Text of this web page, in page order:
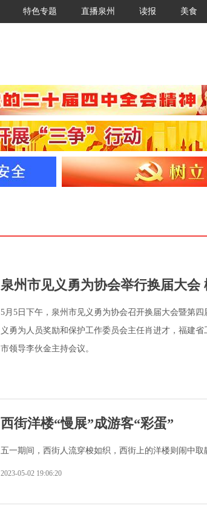
特色专题 直播泉州 读报 美食
泉州市见义勇为协会举行换届大会
5月5日下午，泉州市见义勇为协会召开换届大会暨第
义勇为人员奖励和保护工作委员会主任肖进才，福建
市领导李伙金主持会议。
西街洋楼“慢展”成游客“彩蛋”
五一期间，西街人流穿梭如织，西街上的洋楼则闹中取
2023-05-02 19:06:20